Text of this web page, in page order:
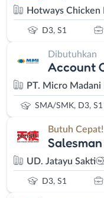
Hotways Chicken
D3, S1
Dibutuhkan
Account
PT. Micro
SMA/SMK, D3, S1
Butuh Cepat!
UD. Jatayu Sakti
D3, S1